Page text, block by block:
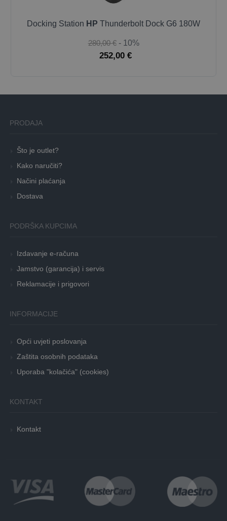
Docking Station HP Thunderbolt Dock G6 180W
280,00 € - 10%
252,00 €
PRODAJA
Što je outlet?
Kako naručiti?
Načini plaćanja
Dostava
PODRŠKA KUPCIMA
Izdavanje e-računa
Jamstvo (garancija) i servis
Reklamacije i prigovori
INFORMACIJE
Opći uvjeti poslovanja
Zaštita osobnih podataka
Uporaba "kolačića" (cookies)
KONTAKT
Kontakt